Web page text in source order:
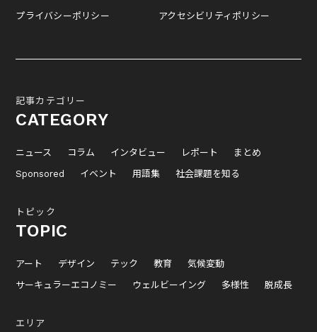
プライバシーポリシー アクセシビリティポリシー
記事カテゴリー
CATEGORY
ニュース コラム インタビュー レポート
まとめ
Sponsored
イベント 用語集 社会課題を知る
トピック
TOPIC
アート デザイン テック 教育
気候変動
サーキュラーエコノミー
ウェルビーイング 多様性 脱成長
エリア